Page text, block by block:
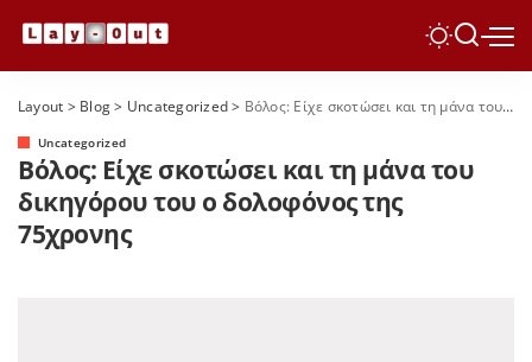
Layout > Blog> Uncategorized> Βόλος: Είχε σκοτώσει και τη μάνα του δικηγόρου του ο δολοφόνος της 75χρονης
Uncategorized
Βόλος: Είχε σκοτώσει και τη μάνα του
δικηγόρου του ο δολοφόνος της
75χρονης